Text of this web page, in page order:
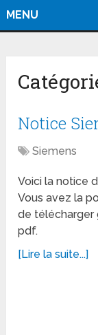
MENU
Notice
Siemens
Voici la notice
Vous avez la
de
pdf.
[Lire la suite...]